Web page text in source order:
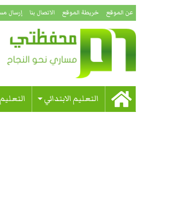
عن الموقع خريطة الموقع الاتصال بنا إرسال
التعليم الابتدائي